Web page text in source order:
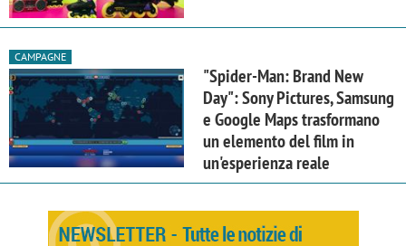
CAMPAGNE
"Spider-Man: Brand New
Day": Sony Pictures, Samsung
e Google Maps trasformano
un elemento del film in
un'esperienza reale